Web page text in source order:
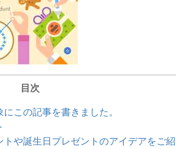
目次
この記事を書きました。
や誕生日プレゼントのアイデアをご